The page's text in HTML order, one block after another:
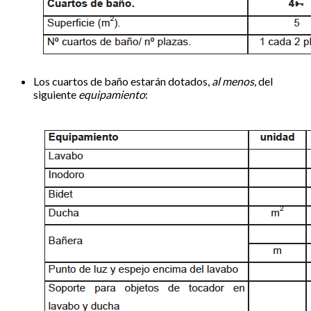
Los cuartos de baño estarán dotados, al menos,del
siguiente equipamiento: